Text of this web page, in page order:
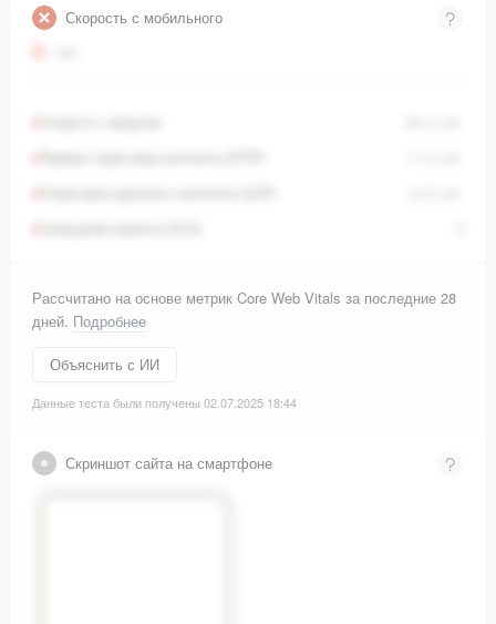
Скорость с мобильного
0
Рассчитано на основе метрик Core Web Vitals за последние 28
дней. Подробнее
Объяснить с ИИ
Данные теста были получены 02.07.2025 18:44
Скриншот сайта на смартфоне